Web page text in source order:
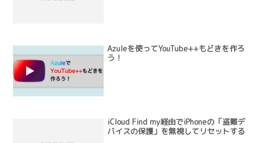
Azuleを使ってYouTube++もどきを作ろ
う！
iCloud Find my経由でiPhoneの「盗難デ
バイスの保護」を無視してリセットする